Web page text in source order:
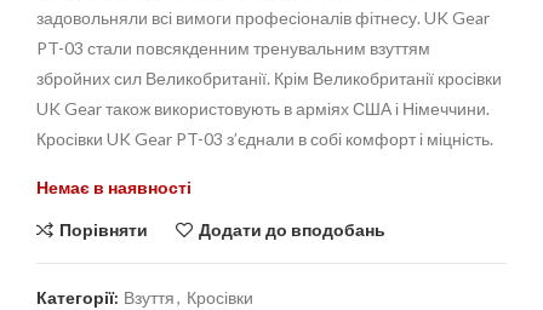
задовольняли всі вимоги професіоналів фітнесу. UK Gear
PT-03 стали повсякденним тренувальним взуттям
збройних сил Великобританії. Крім Великобританії кросівки
UK Gear також використовують в арміях США і Німеччини.
Кросівки UK Gear PT-03 з’єднали в собі комфорт і міцність.
Немає в наявності
Порівняти Додати до вподобань
Категорії: Взуття, Кросівки